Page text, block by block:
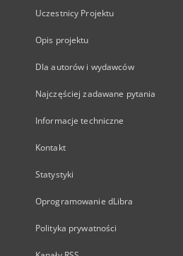
Uczestnicy Projektu
Opis projektu
Dla autorów i wydawców
Najczęściej zadawane pytania
Informacje techniczne
Kontakt
Statystyki
Oprogramowanie dLibra
Polityka prywatności